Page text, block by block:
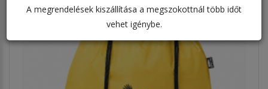
A megrendelések kiszállítása a megszokottnál több időt
vehet igénybe.